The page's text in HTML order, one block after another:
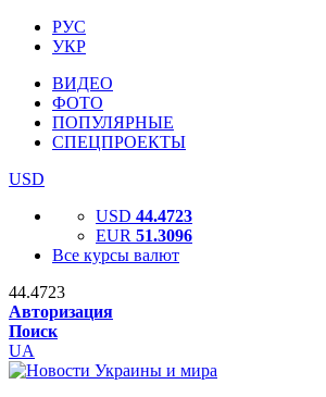
РУС
УКР
ВИДЕО
ФОТО
ПОПУЛЯРНЫЕ
СПЕЦПРОЕКТЫ
USD
USD 44.4723
EUR 51.3096
Все курсы валют
44.4723
Авторизация
Поиск
UA